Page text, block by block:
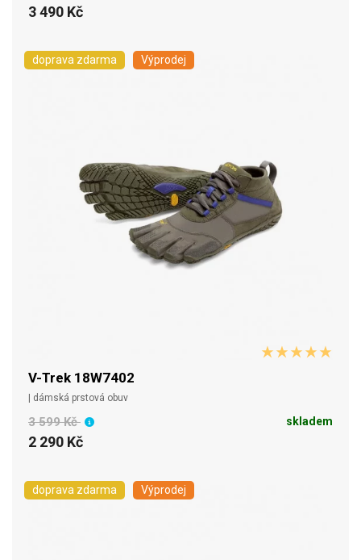
3 490 Kč
doprava zdarma Výprodej
V-Trek 18W7402
| dámská prstová obuv
3 599 Kč
2 290 Kč
skladem
doprava zdarma Výprodej